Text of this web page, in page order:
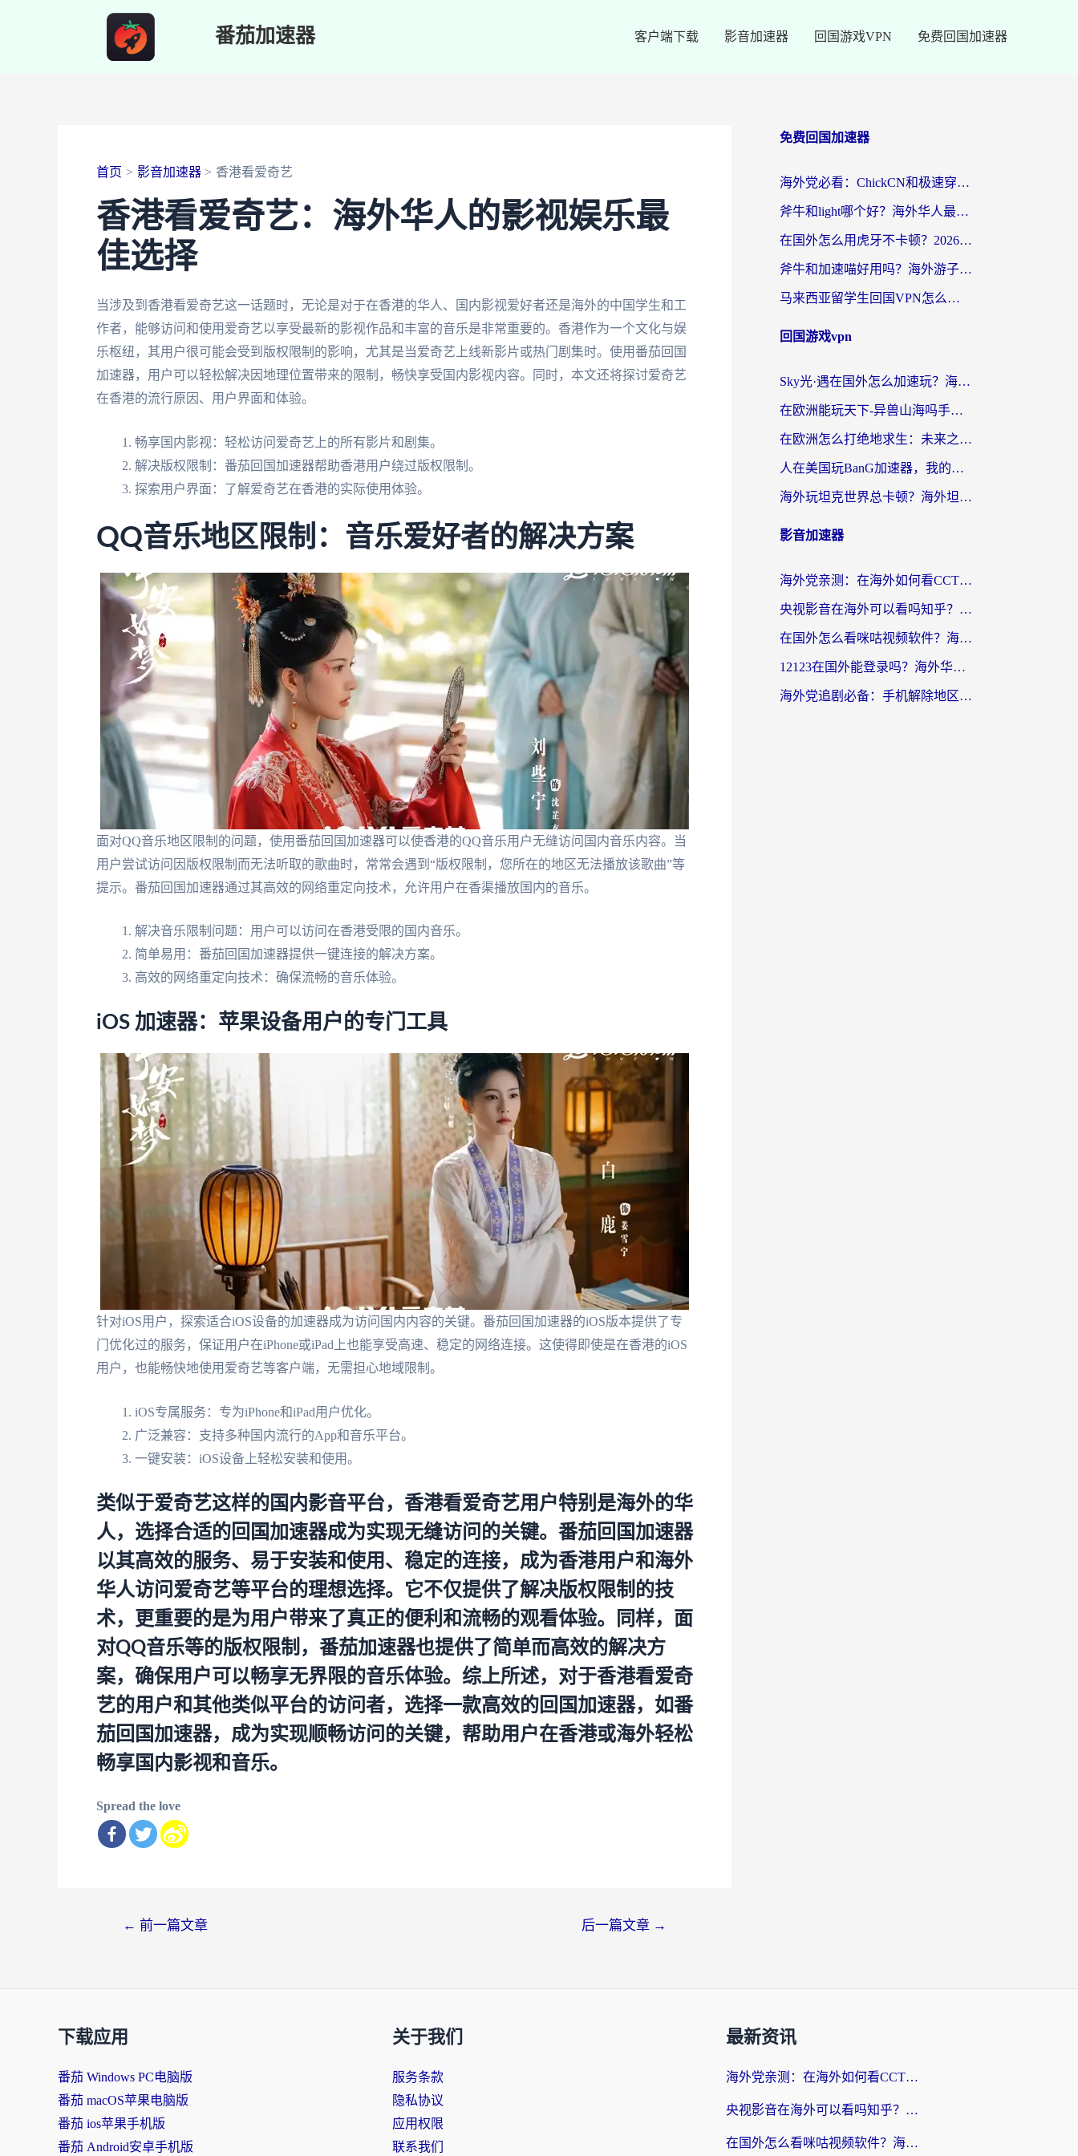
番茄加速器 客户端下载 影音加速器 回国游戏VPN 免费回国加速器
首页 影音加速器 香港看爱奇艺
香港看爱奇艺：海外华人的影视娱乐最
佳选择
当涉及到香港看爱奇艺这一话题时，无论是对于在香港的华人、国内影视爱好者还是海外的中国学生和工
作者，能够访问和使用爱奇艺以享受最新的影视作品和丰富的音乐是非常重要的。香港作为一个文化与娱
乐枢纽，其用户很可能会受到版权限制的影响，尤其是当爱奇艺上线新影片或热门剧集时。使用番茄回国
加速器，用户可以轻松解决因地理位置带来的限制，畅快享受国内影视内容。同时，本文还将探讨爱奇艺
在香港的流行原因、用户界面和体验。
畅享国内影视：轻松访问爱奇艺上的所有影片和剧集。
解决版权限制：番茄回国加速器帮助香港用户绕过版权限制。
探索用户界面：了解爱奇艺在香港的实际使用体验。
QQ音乐地区限制：音乐爱好者的解决方案
面对QQ音乐地区限制的问题，使用番茄回国加速器可以使香港的QQ音乐用户无缝访问国内音乐内容。当
用户尝试访问因版权限制而无法听取的歌曲时，常常会遇到“版权限制，您所在的地区无法播放该歌曲”等
提示。番茄回国加速器通过其高效的网络重定向技术，允许用户在香渠播放国内的音乐。
解决音乐限制问题：用户可以访问在香港受限的国内音乐。
简单易用：番茄回国加速器提供一键连接的解决方案。
高效的网络重定向技术：确保流畅的音乐体验。
iOS 加速器：苹果设备用户的专门工具
针对iOS用户，探索适合iOS设备的加速器成为访问国内内容的关键。番茄回国加速器的iOS版本提供了专
门优化过的服务，保证用户在iPhone或iPad上也能享受高速、稳定的网络连接。这使得即使是在香港的iOS
用户，也能畅快地使用爱奇艺等客户端，无需担心地域限制。
iOS专属服务：专为iPhone和iPad用户优化。
广泛兼容：支持多种国内流行的App和音乐平台。
一键安装：iOS设备上轻松安装和使用。
类似于爱奇艺这样的国内影音平台，香港看爱奇艺用户特别是海外的华
人，选择合适的回国加速器成为实现无缝访问的关键。番茄回国加速器
以其高效的服务、易于安装和使用、稳定的连接，成为香港用户和海外
华人访问爱奇艺等平台的理想选择。它不仅提供了解决版权限制的技
术，更重要的是为用户带来了真正的便利和流畅的观看体验。同样，面
对QQ音乐等的版权限制，番茄加速器也提供了简单而高效的解决方
案，确保用户可以畅享无界限的音乐体验。综上所述，对于香港看爱奇
艺的用户和其他类似平台的访问者，选择一款高效的回国加速器，如番
茄回国加速器，成为实现顺畅访问的关键，帮助用户在香港或海外轻松
畅享国内影视和音乐。
Spread the love
← 前一篇文章 后一篇文章 →
免费回国加速器
海外党必看：ChickCN和极速穿梭VPN好用吗？3招教你选对回国加速器无缝刷国内资源
斧牛和light哪个好？海外华人最关心的回国加速器选择难题，一篇讲透
在国外怎么用虎牙不卡顿？2026海外华人亲测有效的回国加速器选择指南
斧牛和加速喵好用吗？海外游子的真实选择困境
马来西亚留学生回国VPN怎么选？3个避坑点+1款实测好用的加速器推荐
回国游戏vpn
Sky光·遇在国外怎么加速玩？海外党亲测有效的国服游戏加速指南
在欧洲能玩天下-异兽山海吗手游？海外玩家的加速器生存指南
在欧洲怎么打绝地求生：未来之役不卡？留学生亲测的加速器避坑指南
人在美国玩BanG加速器，我的延迟终于绿了
海外玩坦克世界总卡顿？海外坦克世界加速器有哪些？实测好用的选择在这里
影音加速器
海外党亲测：在海外如何看CCTV？告别“仅限大陆播放”的实用指南
央视影音在海外可以看吗知乎？留学生亲测：3步解决地域限制+追剧自由
在国外怎么看咪咕视频软件？海外党亲测有效的回国加速方案
12123在国外能登录吗？海外华人必看的回国加速实用指南
海外党追剧必备：手机解除地区限制app怎么选？解决央视视频&国内剧地区限制全指南
下载应用
番茄 Windows PC电脑版
番茄 macOS苹果电脑版
番茄 ios苹果手机版
番茄 Android安卓手机版
关于我们
服务条款
隐私协议
应用权限
联系我们
最新资讯
海外党亲测：在海外如何看CCTV？告别“仅限大陆播放”的实用指南
央视影音在海外可以看吗知乎？留学生亲测：3步解决地域限制+追剧自由
在国外怎么看咪咕视频软件？海外党亲测有效的回国加速方案